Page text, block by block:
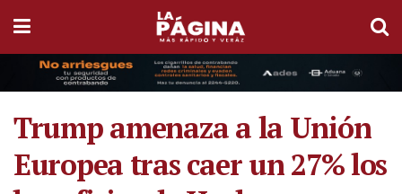
Trump amenaza a la Unión
Europea tras caer un 27% los